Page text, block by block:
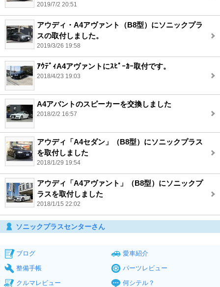
2019/7/2 20:51
アウディ・A4アヴァント（B8型）にソニックプラ
スの取付しました。
2019/3/26 19:58
ｱｳﾃﾞｨA4アヴァントにｽﾋﾟｰｶｰ取付です。
2018/4/23 19:03
A4アバントのスピーカーを交換しました
2018/2/2 16:57
アウディ「A4セダン」（B8型）にソニックプラス
を取付しました
2018/1/29 19:54
アウディ「A4アヴァント」（B8型）にソニックプ
ラスを取付しました
2018/1/15 22:02
ソニックプラスセンターさん
ブログ
愛車紹介
整備手帳
パーツレビュー
クルマレビュー
何シテル？